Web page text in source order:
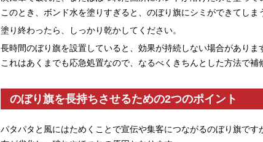
このとき、ボンド水を塗りすぎると、のぼり旗にシミができてしま
塗り終わったら、しっかり乾かしてください。
長時間のぼり旗を設置していると、効果が持続しない場合がありま
これはあくまでも応急処置なので、なるべくきちんとした方法で補
のぼり旗を長持ちさせるための2つのポイント
パタパタと風にはためくことで宣伝や集客につながるのぼり旗です